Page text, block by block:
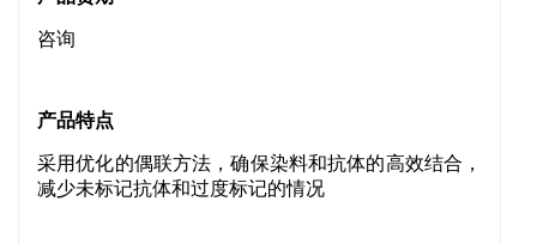
咨询
产品特点
采用优化的偶联方法，确保染料和抗体的高效结合，
减少未标记抗体和过度标记的情况